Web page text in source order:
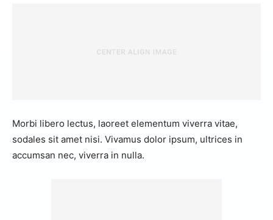
Morbi libero lectus, laoreet elementum viverra vitae,
sodales sit amet nisi. Vivamus dolor ipsum, ultrices in
accumsan nec, viverra in nulla.